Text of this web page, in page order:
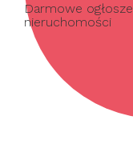
Darmowe
nieruchomości